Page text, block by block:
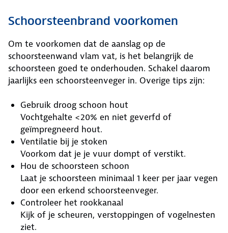
Schoorsteenbrand voorkomen
Om te voorkomen dat de aanslag op de
schoorsteenwand vlam vat, is het belangrijk de
schoorsteen goed te onderhouden. Schakel daarom
jaarlijks een schoorsteenveger in. Overige tips zijn:
Gebruik droog schoon hout
Vochtgehalte <20% en niet geverfd of
geïmpregneerd hout.
Ventilatie bij je stoken
Voorkom dat je je vuur dompt of verstikt.
Hou de schoorsteen schoon
Laat je schoorsteen minimaal 1 keer per jaar vegen
door een erkend schoorsteenveger.
Controleer het rookkanaal
Kijk of je scheuren, verstoppingen of vogelnesten
ziet.